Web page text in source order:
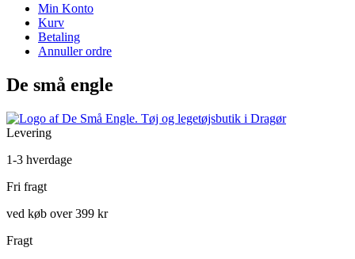
Min Konto
Kurv
Betaling
Annuller ordre
De små engle
Levering
1-3 hverdage
Fri fragt
ved køb over 399 kr
Fragt